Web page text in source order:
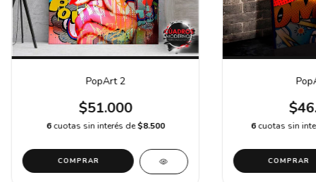
PopArt 2
$51.000
6 cuotas sin interés de$8.500
COMPRAR
6 cuotas sin
COMPRAR